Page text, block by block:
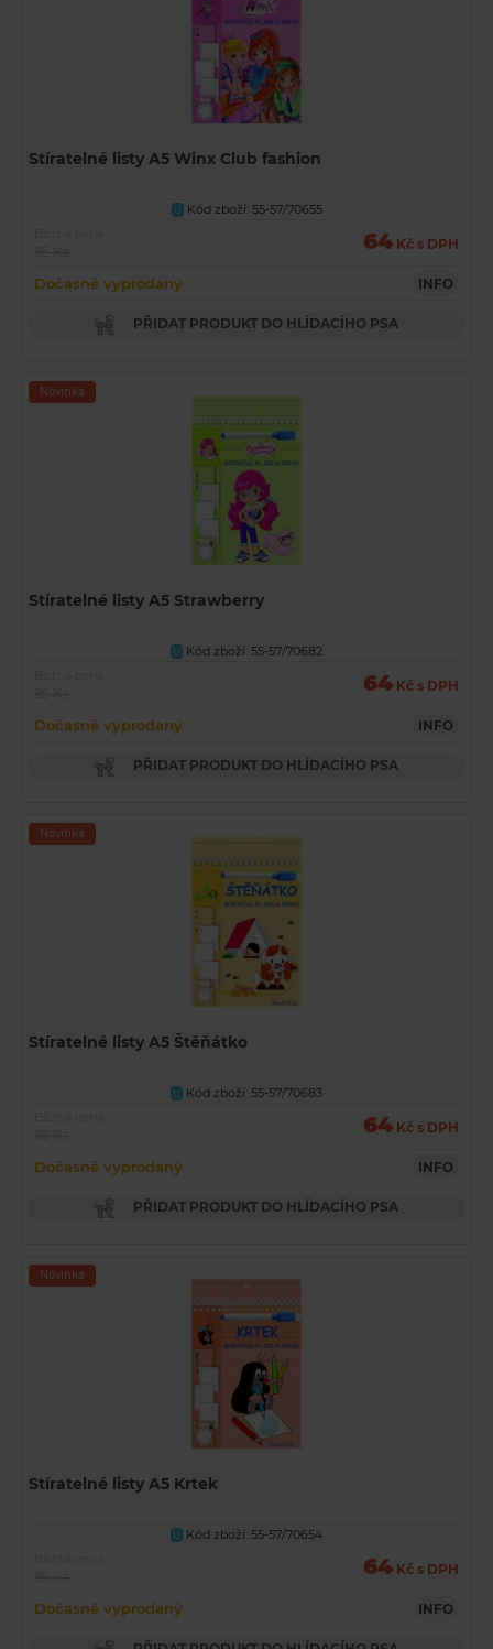
Stíratelné listy A5 Winx Club fashion
U Kód zboží: 55-57/70655
64 Kč s DPH
Dočasně vyprodaný INFO
PŘIDAT PRODUKT DO HLÍDACÍHO PSA
Novinka
Stíratelné listy A5 Strawberry
U
Kód zboží: 55-57/70682
64 Kč s DPH
Dočasně vyprodaný INFO
PŘIDAT PRODUKT DO HLÍDACÍHO PSA
Novinka
Stíratelné listy A5 Štěňátko
U
Kód zboží: 55-57/70683
64 Kč s DPH
Dočasně vyprodaný INFO
PŘIDAT PRODUKT DO HLÍDACÍHO PSA
Novinka
Stíratelné listy A5 Krtek
U
Kód zboží: 55-57/70654
64 Kč s DPH
Dočasně vyprodaný INFO